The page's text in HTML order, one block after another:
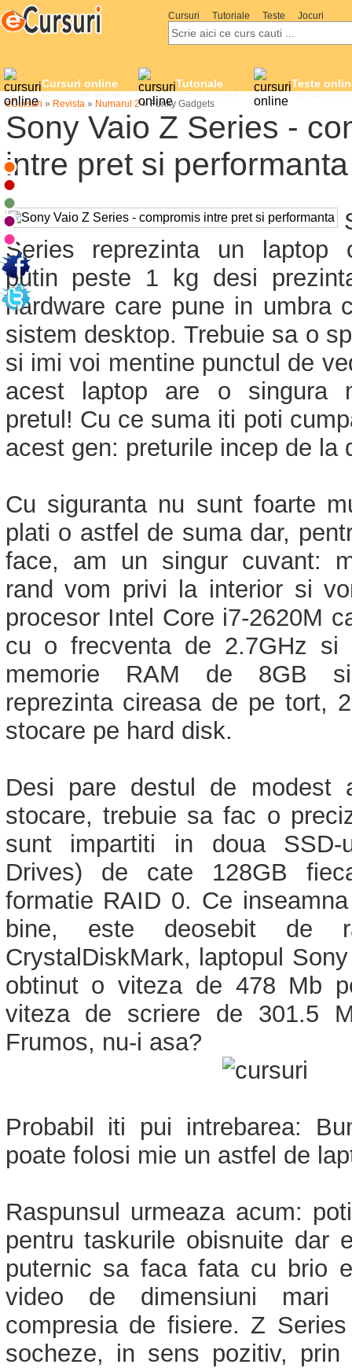
Cursuri Tutoriale Teste Jocuri
Cursuri online
Cursuri online gratuite
Tutoriale
Cum sa faci orice
Teste
Testeaza-ti
eCursuri » Revista» Numarul 2» Funky Gadgets
Sony Vaio Z Series -
intre pret si performanta
Series reprezinta un laptop
putin peste 1 kg desi
hardware care pune in umbra
sistem desktop. Trebuie sa o
si imi voi mentine punctul de
acest laptop are o singura
pretul! Cu ce suma iti poti
acest gen: preturile incep de la
Cu siguranta nu sunt foarte
plati o astfel de suma dar,
face, am un singur cuvant:
rand vom privi la interior si
procesor Intel Core i7-2620M
cu o frecventa de 2.7GHz si
memorie RAM de 8GB
reprezinta cireasa de pe tort,
stocare pe hard disk.
Desi pare destul de modest
stocare, trebuie sa fac o
sunt impartiti in doua SSD-
Drives) de cate 128GB
formatie RAID 0. Ce
bine, este deosebit de
CrystalDiskMark, laptopul
obtinut o viteza de 478 Mb
viteza de scriere de 301.5
Frumos, nu-i asa?
Probabil iti pui intrebarea:
poate folosi mie un astfel de
Raspunsul urmeaza acum:
pentru taskurile obisnuite dar
puternic sa faca fata cu brio
video de dimensiuni
compresia de fisiere. Z
socheze, in sens pozitiv, prin